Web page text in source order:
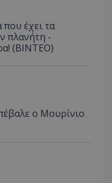
που έχει τα
πλανήτη -
(ΒΙΝΤΕΟ)
ο Μουρίνιο